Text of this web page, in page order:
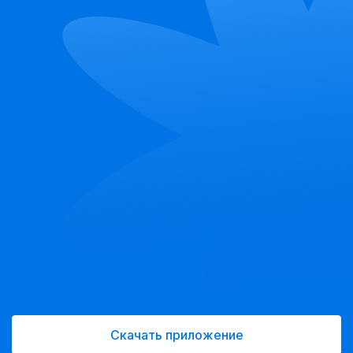
Скачать приложение